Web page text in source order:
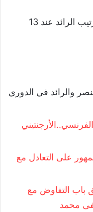
ويحتل النصر المركز العاشر في ترتيب الرائد عند 13
والرائد في الدوري
على التعادل مع
باب التفاوض مع
محمد